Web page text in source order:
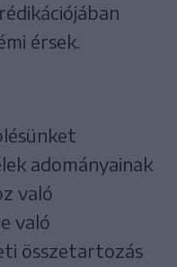
érsek.
adományainak
való
való
összetartozás